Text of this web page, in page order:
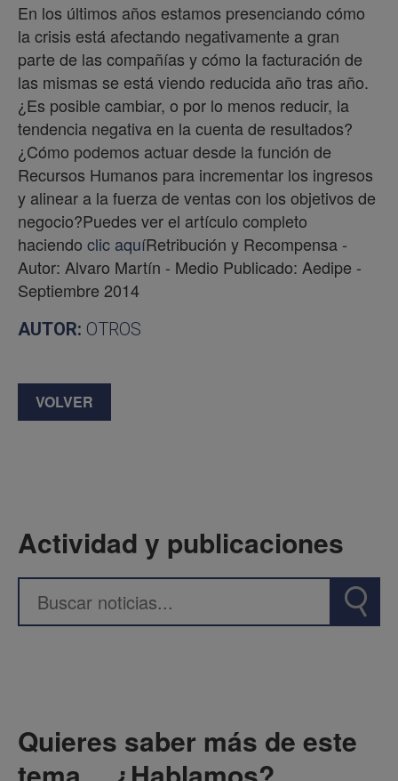
En los últimos años estamos presenciando cómo
la crisis está afectando negativamente a gran
parte de las compañías y cómo la facturación de
las mismas se está viendo reducida año tras año.
¿Es posible cambiar, o por lo menos reducir, la
tendencia negativa en la cuenta de resultados?
¿Cómo podemos actuar desde la función de
Recursos Humanos para incrementar los ingresos
y alinear a la fuerza de ventas con los objetivos de
negocio?Puedes ver el artículo completo
haciendo clic aquíRetribución y Recompensa -
Autor: Alvaro Martín - Medio Publicado: Aedipe -
Septiembre 2014
AUTOR: OTROS
VOLVER
Actividad y publicaciones
Quieres saber más de este